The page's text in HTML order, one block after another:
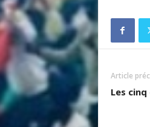
l
S
é
é
g
a
Article
Les